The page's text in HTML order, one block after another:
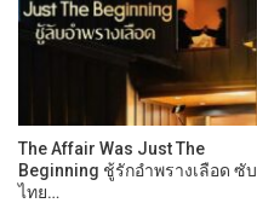
The Affair Was Just The
Beginning ชู้รักอำพรางเลือด ซับ
ไทย…